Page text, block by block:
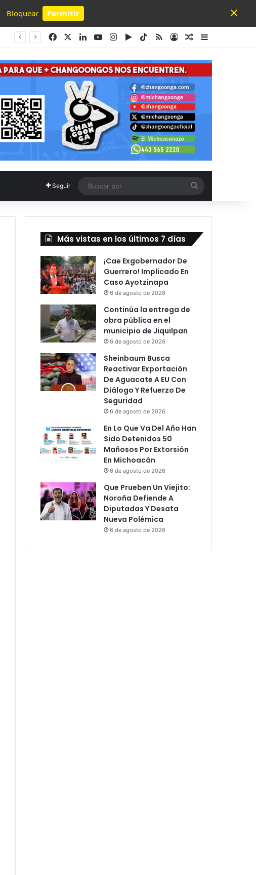
Bloquear Permitir
Powered by SendPulse
×
FacebookLinkedInYouTubeInstagram
Google Play
TikTok
RSSAccesoPublicación al
Barra lateral
Seguir
por
Más vistas en los últimos 7 días
¡Cae Exgobernador De
Guerrero! Implicado En
Caso Ayotzinapa
6 de agosto de 2026
Continúa la entrega de
obra pública en el
municipio de Jiquilpan
6 de agosto de 2026
Sheinbaum Busca
Reactivar Exportación
De Aguacate A EU Con
Diálogo Y Refuerzo De
Seguridad
6 de agosto de 2026
En Lo Que Va Del Año Han
Sido Detenidos 50
Mañosos Por Extorsión
En Michoacán
6 de agosto de 2026
Que Prueben Un Viejito:
Noroña Defiende A
Diputadas Y Desata
Nueva Polémica
6 de agosto de 2026